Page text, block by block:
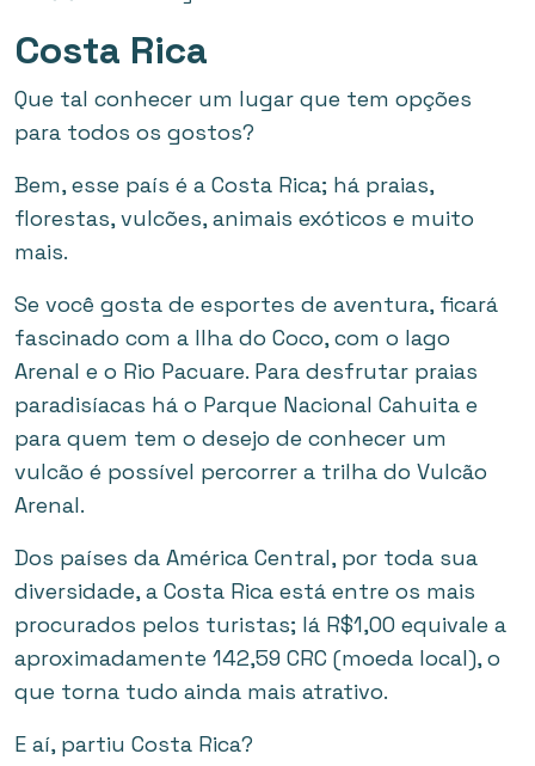
Costa Rica
Que tal conhecer um lugar que tem opções
para todos os gostos?
Bem, esse país é a Costa Rica; há praias,
florestas, vulcões, animais exóticos e muito
mais.
Se você gosta de esportes de aventura, ficará
fascinado com a Ilha do Coco, com o lago
Arenal e o Rio Pacuare. Para desfrutar praias
paradisíacas há o Parque Nacional Cahuita e
para quem tem o desejo de conhecer um
vulcão é possível percorrer a trilha do Vulcão
Arenal.
Dos países da América Central, por toda sua
diversidade, a Costa Rica está entre os mais
procurados pelos turistas; lá R$1,00 equivale a
aproximadamente 142,59 CRC (moeda local), o
que torna tudo ainda mais atrativo.
E aí, partiu Costa Rica?